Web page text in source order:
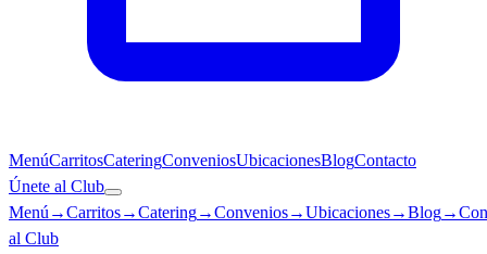
MenúCarritosCateringConveniosUbicacionesBlogContacto
Únete al Club
Menú →Carritos→Catering→Convenios→Ubicaciones→Blog→
al Club